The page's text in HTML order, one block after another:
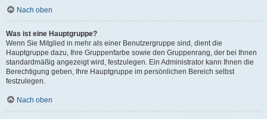
Nach oben
Was ist eine Hauptgruppe?
Wenn Sie Mitglied in mehr als einer Benutzergruppe sind, dient die
Hauptgruppe dazu, Ihre Gruppenfarbe sowie den Gruppenrang, der bei Ihnen
standardmäßig angezeigt wird, festzulegen. Ein Administrator kann Ihnen die
Berechtigung geben, Ihre Hauptgruppe im persönlichen Bereich selbst
festzulegen.
Nach oben